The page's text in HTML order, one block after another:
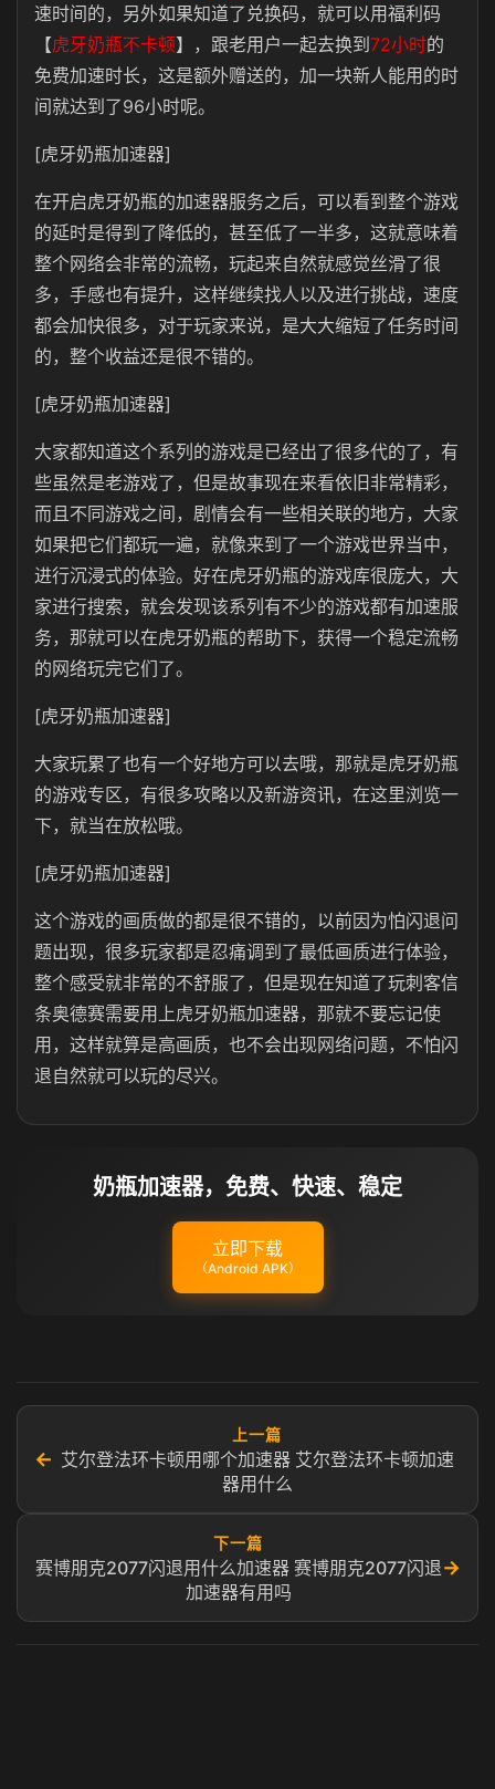
速时间的，另外如果知道了兑换码，就可以用福利码
【虎牙奶瓶不卡顿】，跟老用户一起去换到 72小时的
免费加速时长，这是额外赠送的，加一块新人能用的时
间就达到了96小时呢。
[虎牙奶瓶加速器]
在开启虎牙奶瓶的加速器服务之后，可以看到整个游戏
的延时是得到了降低的，甚至低了一半多，这就意味着
整个网络会非常的流畅，玩起来自然就感觉丝滑了很
多，手感也有提升，这样继续找人以及进行挑战，速度
都会加快很多，对于玩家来说，是大大缩短了任务时间
的，整个收益还是很不错的。
[虎牙奶瓶加速器]
大家都知道这个系列的游戏是已经出了很多代的了，有
些虽然是老游戏了，但是故事现在来看依旧非常精彩，
而且不同游戏之间，剧情会有一些相关联的地方，大家
如果把它们都玩一遍，就像来到了一个游戏世界当中，
进行沉浸式的体验。好在虎牙奶瓶的游戏库很庞大，大
家进行搜索，就会发现该系列有不少的游戏都有加速服
务，那就可以在虎牙奶瓶的帮助下，获得一个稳定流畅
的网络玩完它们了。
[虎牙奶瓶加速器]
大家玩累了也有一个好地方可以去哦，那就是虎牙奶瓶
的游戏专区，有很多攻略以及新游资讯，在这里浏览一
下，就当在放松哦。
[虎牙奶瓶加速器]
这个游戏的画质做的都是很不错的，以前因为怕闪退问
题出现，很多玩家都是忍痛调到了最低画质进行体验，
整个感受就非常的不舒服了，但是现在知道了玩刺客信
条奥德赛需要用上虎牙奶瓶加速器，那就不要忘记使
用，这样就算是高画质，也不会出现网络问题，不怕闪
退自然就可以玩的尽兴。
奶瓶加速器，免费、快速、稳定
立即下载
（Android APK）
←
上一篇
艾尔登法环卡顿用哪个加速器 艾尔登法环卡顿加速
器用什么
下一篇
赛博朋克2077闪退用什么加速器 赛博朋克2077闪退
加速器有用吗
→